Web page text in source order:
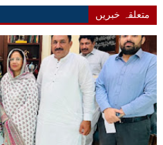
متعلقہ خبریں